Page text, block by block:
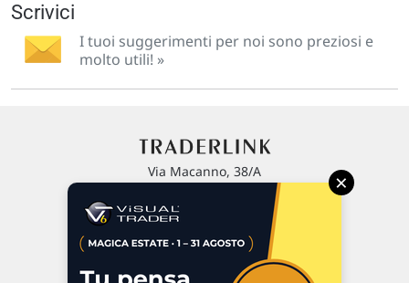
Scrivici
I tuoi suggerimenti per noi sono preziosi e
molto utili! »
Via Macanno, 38/A
P.IVA 02 452 460 401
×